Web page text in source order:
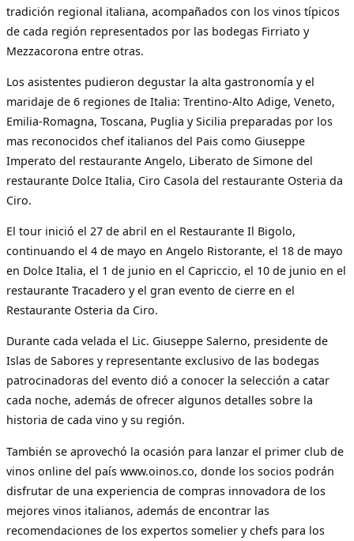
tradición regional italiana, acompañados con los vinos típicos
de cada región representados por las bodegas Firriato y
Mezzacorona entre otras.
Los asistentes pudieron degustar la alta gastronomía y el
maridaje de 6 regiones de Italia: Trentino-Alto Adige, Veneto,
Emilia-Romagna, Toscana, Puglia y Sicilia preparadas por los
mas reconocidos chef italianos del Pais como Giuseppe
Imperato del restaurante Angelo, Liberato de Simone del
restaurante Dolce Italia, Ciro Casola del restaurante Osteria da
Ciro.
El tour inició el 27 de abril en el Restaurante Il Bigolo,
continuando el 4 de mayo en Angelo Ristorante, el 18 de mayo
en Dolce Italia, el 1 de junio en el Capriccio, el 10 de junio en el
restaurante Tracadero y el gran evento de cierre en el
Restaurante Osteria da Ciro.
Durante cada velada el Lic. Giuseppe Salerno, presidente de
Islas de Sabores y representante exclusivo de las bodegas
patrocinadoras del evento dió a conocer la selección a catar
cada noche, además de ofrecer algunos detalles sobre la
historia de cada vino y su región.
También se aprovechó la ocasión para lanzar el primer club de
vinos online del país www.oinos.co, donde los socios podrán
disfrutar de una experiencia de compras innovadora de los
mejores vinos italianos, además de encontrar las
recomendaciones de los expertos somelier y chefs para los